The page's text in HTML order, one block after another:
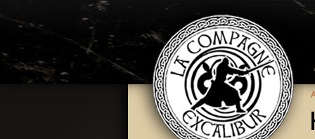
Aller au contenu principal